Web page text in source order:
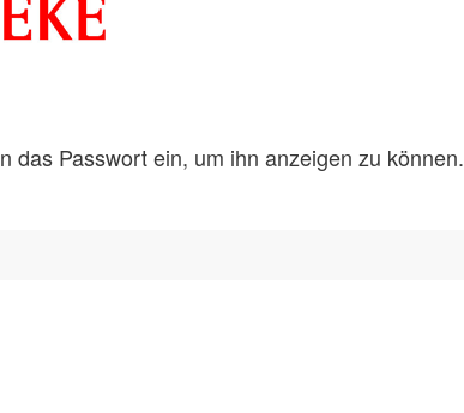
das Passwort ein, um ihn anzeigen zu können.